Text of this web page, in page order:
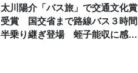
てきた自民党の石原伸晃元幹事長が落選
し、立憲民主党（当時）の新人吉田晴美
氏が初当選するなど、ドラスチックな動
きが起きていた
太川陽介「バス旅」で交通文化賞
受賞 国交省まで路線バス３時間
半乗り継ぎ登場 蛭子能収に感謝